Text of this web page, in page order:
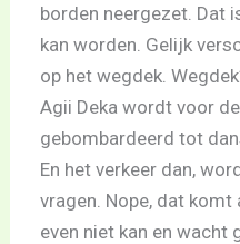
borden neergezet. Dat
kan worden. Gelijk
op het wegdek.
Agii Deka wordt voor
gebombardeerd tot
En het verkeer dan,
vragen. Nope, dat
even niet kan en wacht